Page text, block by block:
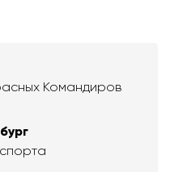
Командиров